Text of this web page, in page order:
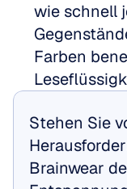
wie schnell
Farben
Stehen Sie
Brainwear